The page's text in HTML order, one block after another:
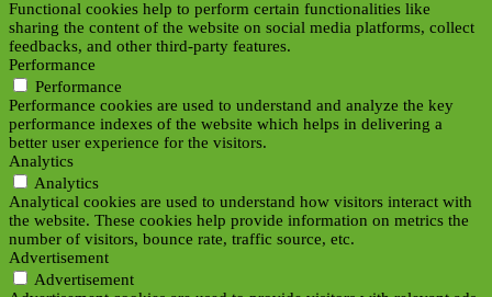
Functional cookies help to perform certain functionalities like
sharing the content of the website on social media platforms, collect
feedbacks, and other third-party features.
Performance
Performance
Performance cookies are used to understand and analyze the key
performance indexes of the website which helps in delivering a
better user experience for the visitors.
Analytics
Analytics
Analytical cookies are used to understand how visitors interact with
the website. These cookies help provide information on metrics the
number of visitors, bounce rate, traffic source, etc.
Advertisement
Advertisement